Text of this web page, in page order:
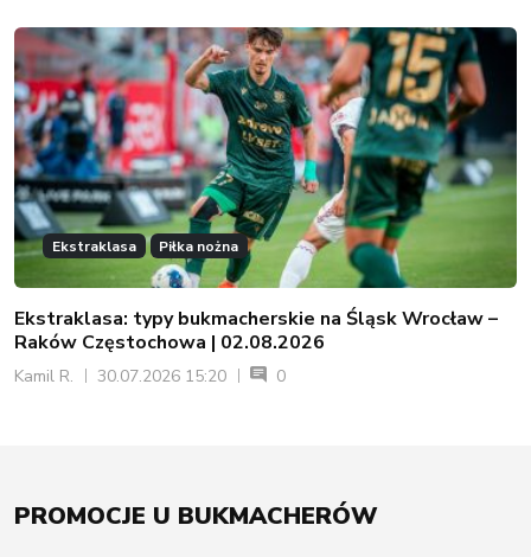
Ekstraklasa Piłka nożna
Ekstraklasa: typy bukmacherskie na Śląsk Wrocław –
Raków Częstochowa | 02.08.2026
Kamil R. 30.07.2026 15:20 0
PROMOCJE U BUKMACHERÓW